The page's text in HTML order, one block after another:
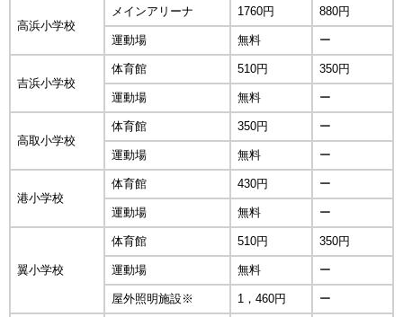
高浜小学校
メインアリーナ 1760円 880円
運動場 無料 ー
吉浜小学校
体育館 510円 350円
運動場 無料 ー
高取小学校
体育館 350円 ー
運動場 無料 ー
港小学校
体育館 430円 ー
運動場 無料 ー
翼小学校
体育館 510円 350円
運動場 無料 ー
屋外照明施設※ 1，460円 ー